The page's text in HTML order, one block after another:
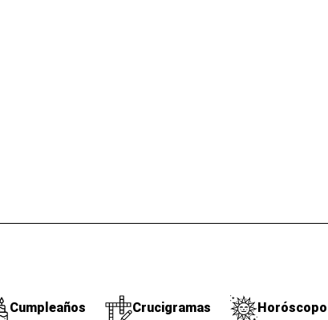
Cumpleaños Crucigramas Horóscopo